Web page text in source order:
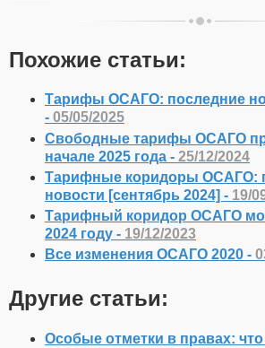
Похожие статьи:
Тарифы ОСАГО: последние
- 05/05/2025
Свободные тарифы ОСАГО
начале 2025 года - 25/12/2024
Тарифные коридоры ОСАГО:
новости [сентябрь 2024] - 19/
Тарифный коридор ОСАГО
2024 году - 19/12/2023
Все изменения ОСАГО 2020 -
Другие статьи:
Особые отметки в правах: